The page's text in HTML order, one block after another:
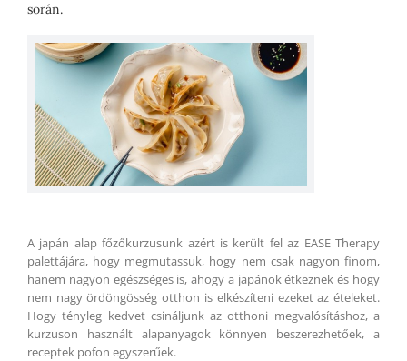
során.
A japán alap főzőkurzusunk azért is került fel az EASE Therapy
palettájára, hogy megmutassuk, hogy nem csak nagyon finom,
hanem nagyon egészséges is, ahogy a japánok étkeznek és hogy
nem nagy ördöngösség otthon is elkészíteni ezeket az ételeket.
Hogy tényleg kedvet csináljunk az otthoni megvalósításhoz, a
kurzuson használt alapanyagok könnyen beszerezhetőek, a
receptek pofon egyszerűek.